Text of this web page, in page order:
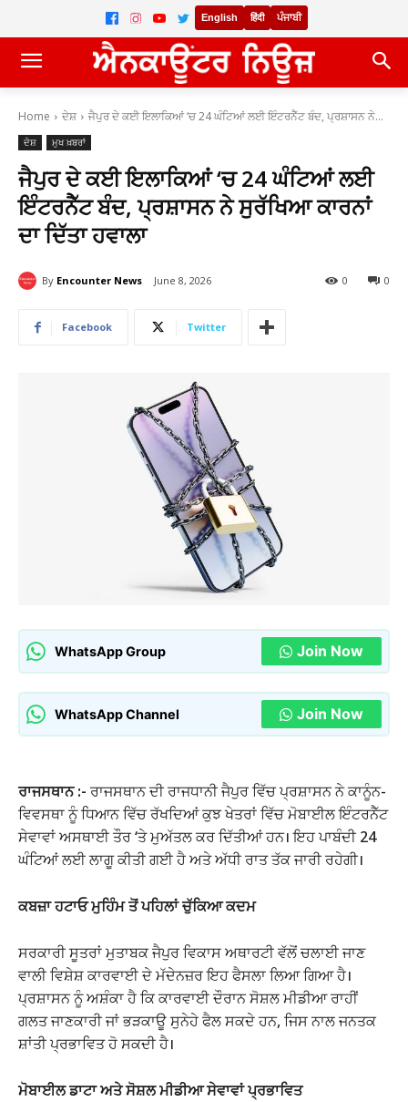
English हिंदी ਪੰਜਾਬੀ
Home ਦੇਸ਼ ਜੈਪੁਰ ਦੇ ਕਈ ਇਲਾਕਿਆਂ ‘ਚ 24 ਘੰਟਿਆਂ ਲਈ ਇੰਟਰਨੈੱਟ ਬੰਦ, ਪ੍ਰਸ਼ਾਸਨ ਨੇ...
ਦੇਸ਼ ਮੁਖ ਖ਼ਬਰਾਂ
ਜੈਪੁਰ ਦੇ ਕਈ ਇਲਾਕਿਆਂ ‘ਚ 24 ਘੰਟਿਆਂ ਲਈ
ਇੰਟਰਨੈੱਟ ਬੰਦ, ਪ੍ਰਸ਼ਾਸਨ ਨੇ ਸੁਰੱਖਿਆ ਕਾਰਨਾਂ
ਦਾ ਦਿੱਤਾ ਹਵਾਲਾ
By Encounter News June 8, 2026 0
0
Facebook Twitter
WhatsApp Group Join Now
WhatsApp Channel Join Now
ਰਾਜਸਥਾਨ :- ਰਾਜਸਥਾਨ ਦੀ ਰਾਜਧਾਨੀ ਜੈਪੁਰ ਵਿੱਚ ਪ੍ਰਸ਼ਾਸਨ ਨੇ ਕਾਨੂੰਨ-
ਵਿਵਸਥਾ ਨੂੰ ਧਿਆਨ ਵਿੱਚ ਰੱਖਦਿਆਂ ਕੁਝ ਖੇਤਰਾਂ ਵਿੱਚ ਮੋਬਾਈਲ ਇੰਟਰਨੈੱਟ
ਸੇਵਾਵਾਂ ਅਸਥਾਈ ਤੌਰ ‘ਤੇ ਮੁਅੱਤਲ ਕਰ ਦਿੱਤੀਆਂ ਹਨ। ਇਹ ਪਾਬੰਦੀ 24
ਘੰਟਿਆਂ ਲਈ ਲਾਗੂ ਕੀਤੀ ਗਈ ਹੈ ਅਤੇ ਅੱਧੀ ਰਾਤ ਤੱਕ ਜਾਰੀ ਰਹੇਗੀ।
ਕਬਜ਼ਾ ਹਟਾਓ ਮੁਹਿੰਮ ਤੋਂ ਪਹਿਲਾਂ ਚੁੱਕਿਆ ਕਦਮ
ਸਰਕਾਰੀ ਸੂਤਰਾਂ ਮੁਤਾਬਕ ਜੈਪੁਰ ਵਿਕਾਸ ਅਥਾਰਟੀ ਵੱਲੋਂ ਚਲਾਈ ਜਾਣ
ਵਾਲੀ ਵਿਸ਼ੇਸ਼ ਕਾਰਵਾਈ ਦੇ ਮੱਦੇਨਜ਼ਰ ਇਹ ਫੈਸਲਾ ਲਿਆ ਗਿਆ ਹੈ।
ਪ੍ਰਸ਼ਾਸਨ ਨੂੰ ਅਸ਼ੰਕਾ ਹੈ ਕਿ ਕਾਰਵਾਈ ਦੌਰਾਨ ਸੋਸ਼ਲ ਮੀਡੀਆ ਰਾਹੀਂ
ਗਲਤ ਜਾਣਕਾਰੀ ਜਾਂ ਭੜਕਾਊ ਸੁਨੇਹੇ ਫੈਲ ਸਕਦੇ ਹਨ, ਜਿਸ ਨਾਲ ਜਨਤਕ
ਸ਼ਾਂਤੀ ਪ੍ਰਭਾਵਿਤ ਹੋ ਸਕਦੀ ਹੈ।
ਮੋਬਾਈਲ ਡਾਟਾ ਅਤੇ ਸੋਸ਼ਲ ਮੀਡੀਆ ਸੇਵਾਵਾਂ ਪ੍ਰਭਾਵਿਤ